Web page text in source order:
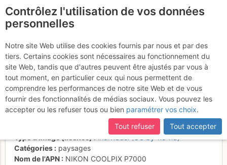
Le sommet avec sa croix
et son banc.
Activités
Date/heure
individuel (CC by-nc-nd)
Catégories
paysages
Nom de l'APN
NIKON COOLPIX P7000
Contrôlez l'utilisation de vos données
personnelles
Notre site Web utilise des cookies fournis par nous et par des
tiers. Certains cookies sont nécessaires au fonctionnement du
site Web, tandis que d'autres peuvent être ajustés par vous à
tout moment, en particulier ceux qui nous permettent de
comprendre les performances de notre site Web et de vous
fournir des fonctionnalités de médias sociaux. Vous pouvez les
accepter ou les refuser tous ou bien paramétrer vos choix.
Tout refuser
Tout accepter